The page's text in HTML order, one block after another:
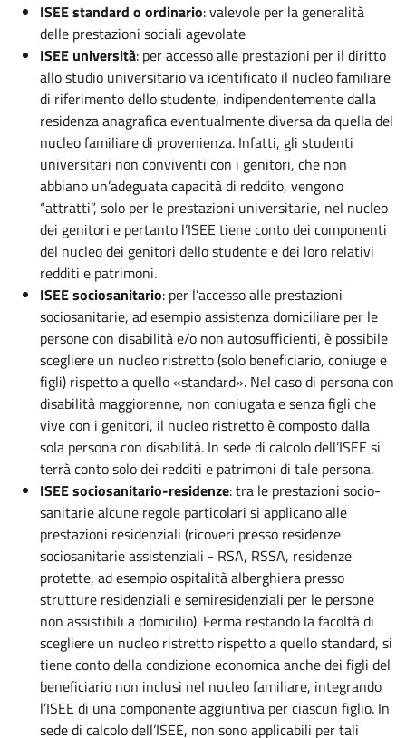
ISEE standard o ordinario: valevole per la generalità
delle prestazioni sociali agevolate
ISEE università: per accesso alle prestazioni per il diritto
allo studio universitario va identificato il nucleo familiare
di riferimento dello studente, indipendentemente dalla
residenza anagrafica eventualmente diversa da quella del
nucleo familiare di provenienza. Infatti, gli studenti
universitari non conviventi con i genitori, che non
abbiano un’adeguata capacità di reddito, vengono
“attratti”, solo per le prestazioni universitarie, nel nucleo
dei genitori e pertanto l’ISEE tiene conto dei componenti
del nucleo dei genitori dello studente e dei loro relativi
redditi e patrimoni.
ISEE sociosanitario: per l’accesso alle prestazioni
sociosanitarie, ad esempio assistenza domiciliare per le
persone con disabilità e/o non autosufficienti, è possibile
scegliere un nucleo ristretto (solo beneficiario, coniuge e
figli) rispetto a quello «standard». Nel caso di persona con
disabilità maggiorenne, non coniugata e senza figli che
vive con i genitori, il nucleo ristretto è composto dalla
sola persona con disabilità. In sede di calcolo dell’ISEE si
terrà conto solo dei redditi e patrimoni di tale persona.
ISEE sociosanitario-residenze: tra le prestazioni socio-
sanitarie alcune regole particolari si applicano alle
prestazioni residenziali (ricoveri presso residenze
sociosanitarie assistenziali - RSA, RSSA, residenze
protette, ad esempio ospitalità alberghiera presso
strutture residenziali e semiresidenziali per le persone
non assistibili a domicilio). Ferma restando la facoltà di
scegliere un nucleo ristretto rispetto a quello standard, si
tiene conto della condizione economica anche dei figli del
beneficiario non inclusi nel nucleo familiare, integrando
l’ISEE di una componente aggiuntiva per ciascun figlio. In
sede di calcolo dell’ISEE, non sono applicabili per tali